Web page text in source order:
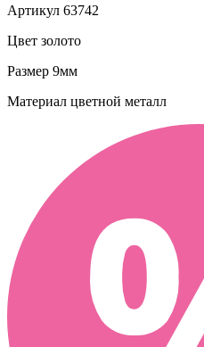
Артикул 63742
Цвет золото
Размер 9мм
Материал цветной металл